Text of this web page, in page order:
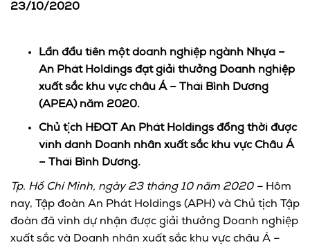
23/10/2020
Lần đầu tiên một doanh nghiệp ngành Nhựa –
An Phát Holdings đạt giải thưởng Doanh nghiệp
xuất sắc khu vực châu Á – Thái Bình Dương
(APEA) năm 2020.
Chủ tịch HĐQT An Phát Holdings đồng thời được
vinh danh Doanh nhân xuất sắc khu vực Châu Á
– Thái Bình Dương.
Tp. Hồ Chí Minh, ngày 23 tháng 10 năm 2020 – Hôm
nay, Tập đoàn An Phát Holdings (APH) và Chủ tịch Tập
đoàn đã vinh dự nhận được giải thưởng Doanh nghiệp
xuất sắc và Doanh nhân xuất sắc khu vực châu Á –